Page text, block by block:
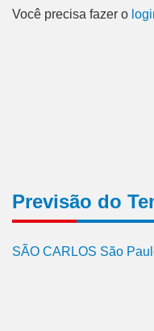
Você precisa fazer o
Previsão do
SÃO CARLOS São